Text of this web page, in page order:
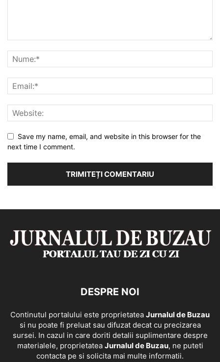
Save my name, email, and website in this browser for the
next time I comment.
DESPRE NOI
Continutul portalului este proprietatea Jurnalul de Buzau
si nu poate fi preluat sau difuzat decat cu precizarea
sursei. In cazul in care doriti detalii suplimentare despre
materialele, proprietatea Jurnalul de Buzau, ne puteti
contacta pe si solicita mai multe informatii.